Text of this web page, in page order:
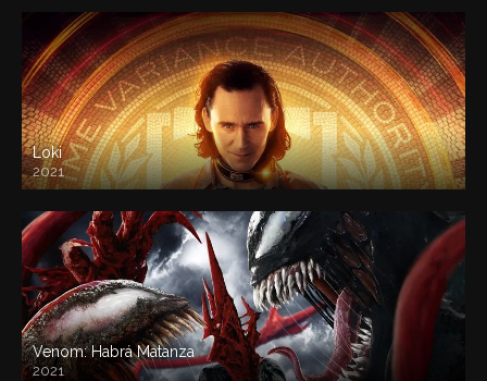
Loki
2021
Venom: Habrá Matanza
2021